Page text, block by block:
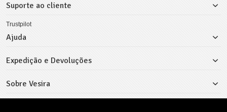
Suporte ao cliente
Trustpilot
Ajuda
Expedição e Devoluções
Sobre Vesira